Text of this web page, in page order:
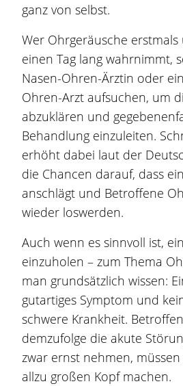
ganz von selbst.
Wer Ohrgeräusche
einen Tag lang wahrnimmt,
Nasen-Ohren-Ärztin oder
Ohren-Arzt aufsuchen, um
abzuklären und
Behandlung einzuleiten.
erhöht dabei laut der
die Chancen darauf, dass
anschlägt und Betroffene
wieder loswerden.
Auch wenn es sinnvoll ist,
einzuholen – zum Thema
man grundsätzlich wissen:
gutartiges Symptom und
schwere Krankheit.
demzufolge die akute
zwar ernst nehmen,
allzu großen Kopf machen.